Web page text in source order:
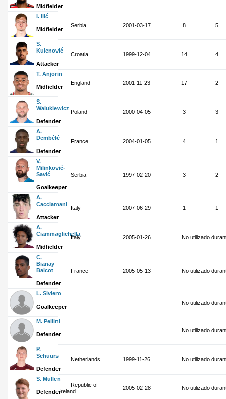
Midfielder
I. Ilić
Midfielder
Serbia 2001-03-17 8 5
S.
Kulenović
Attacker
Croatia 1999-12-04 14 4
T. Anjorin
Midfielder
England 2001-11-23 17 2
S.
Walukiewicz
Defender
Poland 2000-04-05 3 3
A.
Dembélé
Defender
France 2004-01-05 4 1
V.
Milinković-
Savić
Goalkeeper
Serbia 1997-02-20 3 2
A.
Cacciamani
Attacker
Italy 2007-06-29 1 1
A.
Ciammaglichella
Midfielder
Italy 2005-01-26 No utilizado
C.
Bianay
Balcot
Defender
France 2005-05-13 No utilizado
L. Siviero
Goalkeeper
No utilizado
M. Pellini
Defender
No utilizado
P.
Schuurs
Defender
Netherlands 1999-11-26 No utilizado
S. Mullen
Defender
Republic of
Ireland
2005-02-28 No utilizado